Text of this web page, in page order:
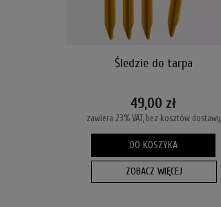
Śledzie do tarpa
49,00 zł
zawiera 23% VAT, bez kosztów dostawy
DO KOSZYKA
ZOBACZ WIĘCEJ